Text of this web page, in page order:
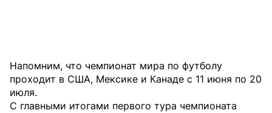
Напомним, что чемпионат мира по футболу
проходит в США, Мексике и Канаде с 11 июня по 20
июля.
С главными итогами первого тура чемпионата